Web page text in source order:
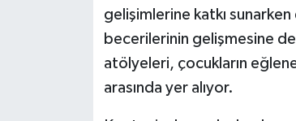
gelişimlerine katkı
becerilerinin gelişmesine
atölyeleri, çocukların
arasında yer alıyor.